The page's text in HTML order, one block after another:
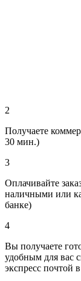
2
Получаете
30 мин.)
3
Оплачивайте
наличными или
банке)
4
Вы получаете
удобным для вас
экспресс почтой